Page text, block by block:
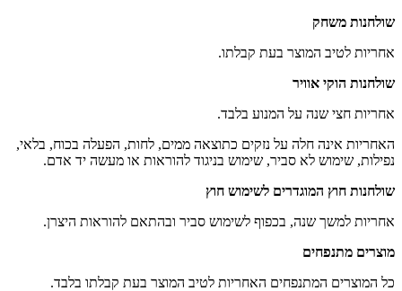
שולחנות משחק
אחריות לטיב המוצר בעת קבלתו.
שולחנות הוקי אוויר
אחריות חצי שנה על המנוע בלבד.
האחריות אינה חלה על נזקים כתוצאה ממים, לחות, הפעלה בכוח, בלאי,
נפילות, שימוש לא סביר, שימוש בניגוד להוראות או מעשה יד אדם.
שולחנות חוץ המוגדרים לשימוש חוץ
אחריות למשך שנה, בכפוף לשימוש סביר ובהתאם להוראות היצרן.
מוצרים מתנפחים
כל המוצרים המתנפחים האחריות לטיב המוצר בעת קבלתו בלבד.